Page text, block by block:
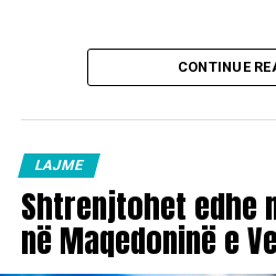
CONTINUE
LAJME
Shtrenjtohet edhe
në Maqedoninë e